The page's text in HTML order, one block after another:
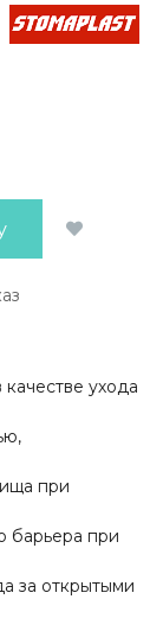
ухода
при
барьера при
за открытыми